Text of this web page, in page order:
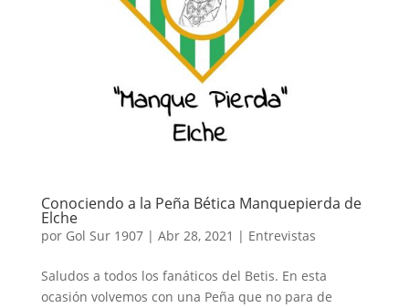
Conociendo a la Peña Bética Manquepierda de
Elche
por Gol Sur 1907| Abr 28, 2021 | Entrevistas
Saludos a todos los fanáticos del Betis. En esta
ocasión volvemos con una Peña que no para de